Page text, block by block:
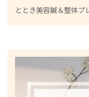
小
祐
ととき美容鍼＆整体プ